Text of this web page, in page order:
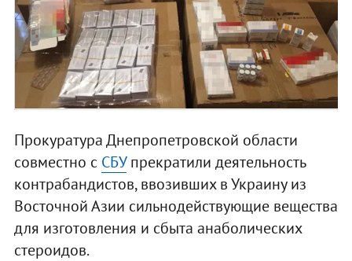
Прокуратура Днепропетровской области
совместно с СБУпрекратили деятельность
контрабандистов, ввозивших в Украину из
Восточной Азии сильнодействующие вещества
для изготовления и сбыта анаболических
стероидов.